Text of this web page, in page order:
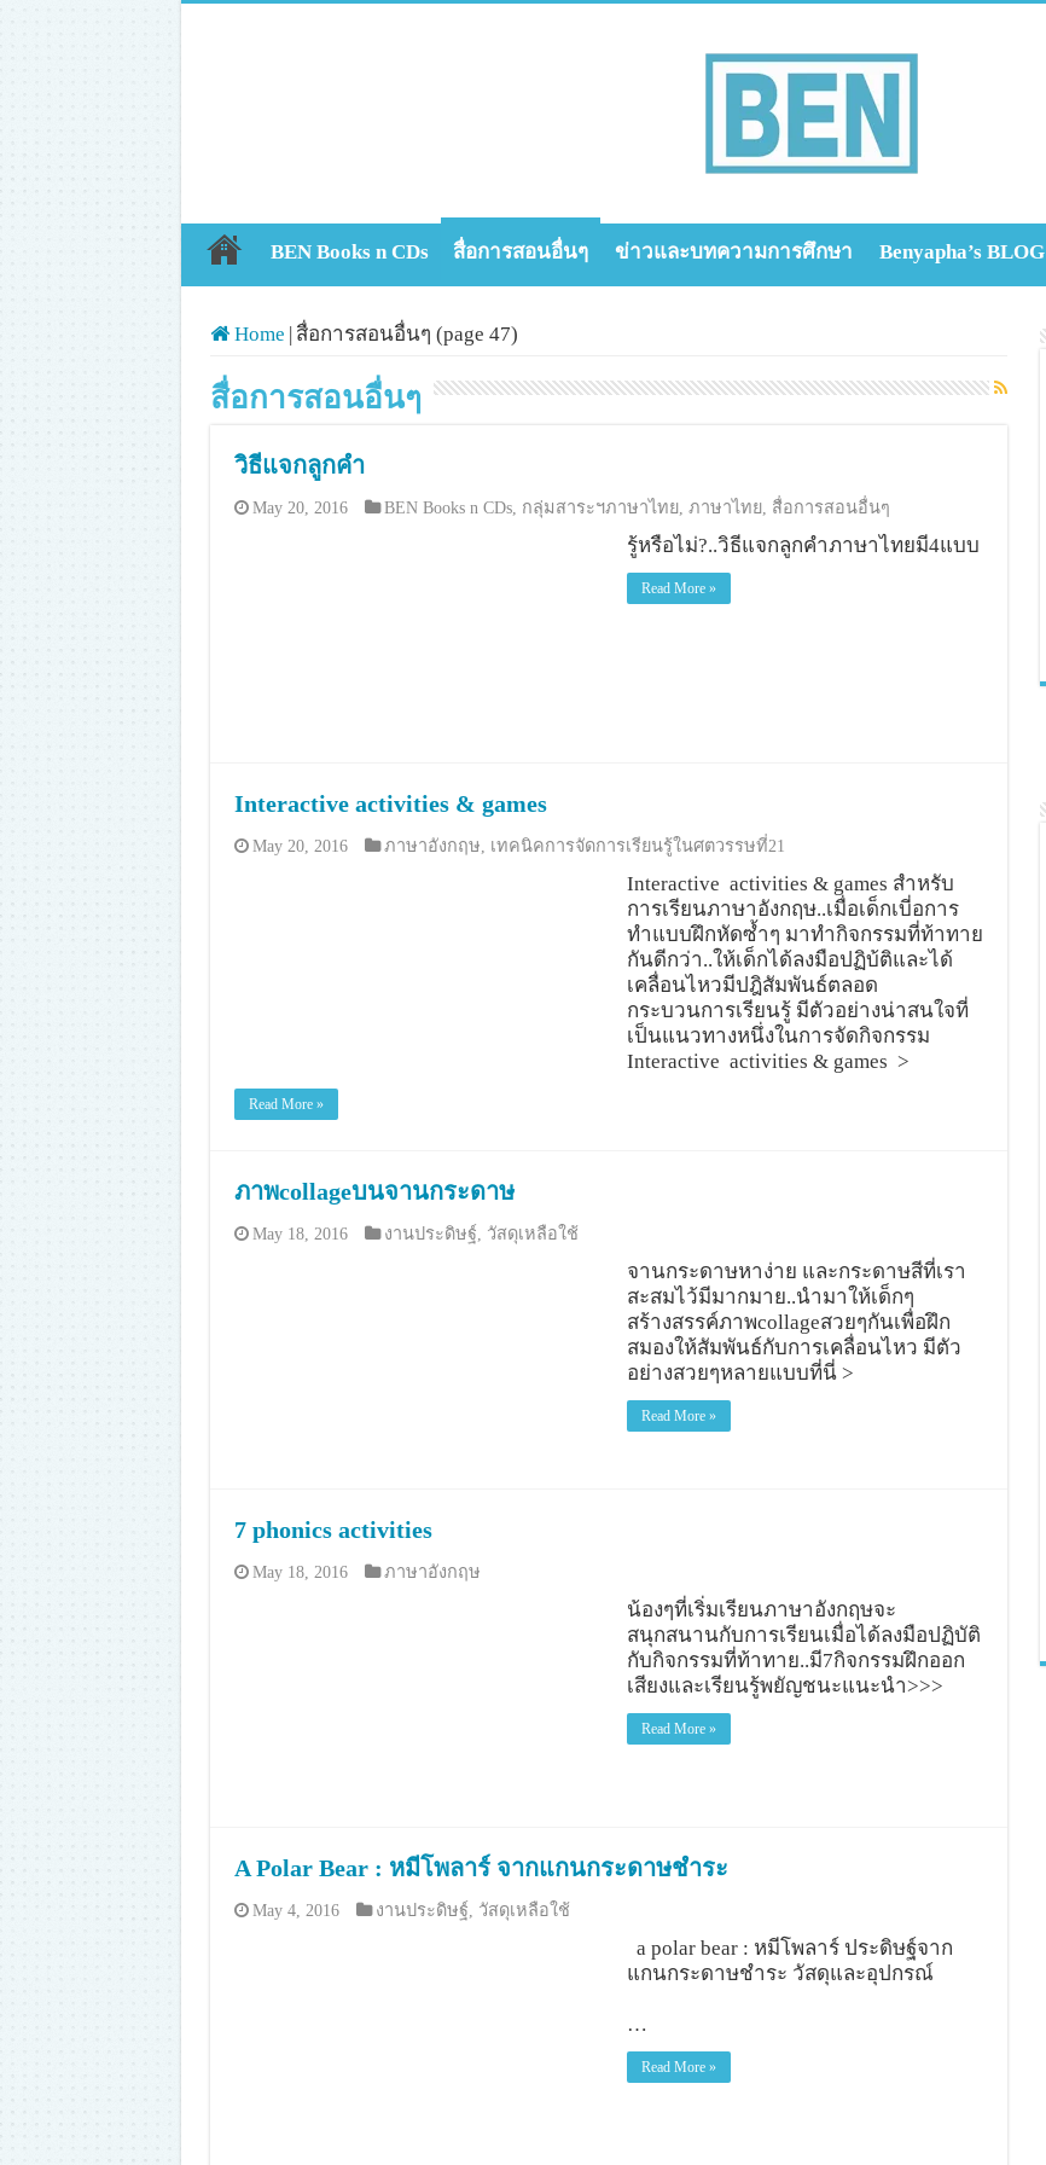
BEN Books n CDs สื่อการสอนอื่นๆ ข่าวและบทความการศึกษา Benyapha’s BLOG
Home | สื่อการสอนอื่นๆ (page 47)
สื่อการสอนอื่นๆ
วิธีแจกลูกคำ
May 20, 2016 BEN Books n CDs, กลุ่มสาระฯภาษาไทย, ภาษาไทย, สื่อการสอนอื่นๆ
รู้หรือไม่?..วิธีแจกลูกคำภาษาไทยมี4แบบ
Read More »
Interactive activities & games
May 20, 2016 ภาษาอังกฤษ เทคนิคการจัดการเรียนรู้ในศตวรรษที่21
Interactive activities & games สำหรับ
การเรียนภาษาอังกฤษ..เมื่อเด็กเบี่อการ
ทำแบบฝึกหัดซ้ำๆ มาทำกิจกรรมที่ท้าทาย
กันดีกว่า..ให้เด็กได้ลงมือปฏิบ้ติและได้
เคลื่อนไหวมีปฎิสัมพันธ์ตลอด
กระบวนการเรียนรู้ มีตัวอย่างน่าสนใจที่
เป็นแนวทางหนึ่งในการจัดกิจกรรม
Interactive activities & games >
Read More »
ภาพcollageบนจานกระดาษ
May 18, 2016 งานประดิษฐ์ วัสดุเหลือใช้
จานกระดาษหาง่าย และกระดาษสีที่เรา
สะสมไว้มีมากมาย..นำมาให้เด็กๆ
สร้างสรรค์ภาพcollageสวยๆกันเพื่อฝึก
สมองให้สัมพันธ์กับการเคลื่อนไหว มีตัว
อย่างสวยๆหลายแบบที่นี่ >
Read More »
7 phonics activities
May 18, 2016 ภาษาอังกฤษ
น้องๆที่เริ่มเรียนภาษาอังกฤษจะ
สนุกสนานกับการเรียนเมื่อได้ลงมือปฏิบัติ
กับกิจกรรมที่ท้าทาย..มี7กิจกรรมฝึกออก
เสียงและเรียนรู้พยัญชนะแนะนำ>>>
Read More »
A Polar Bear : หมีโพลาร์ จากแกนกระดาษชำระ
May 4, 2016 งานประดิษฐ์ วัสดุเหลือใช้
a polar bear : หมีโพลาร์ ประดิษฐ์จาก
แกนกระดาษชำระ วัสดุและอุปกรณ์
…
Read More »